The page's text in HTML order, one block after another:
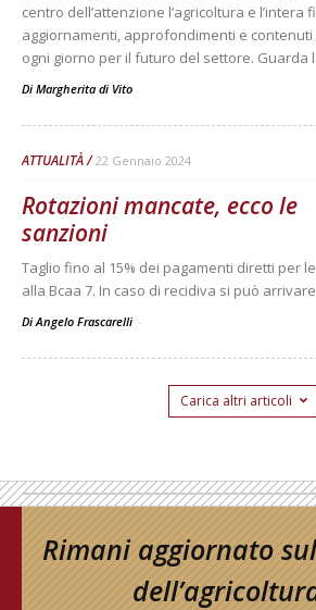
centro dell’attenzione l’agricoltura e l’intera
aggiornamenti, approfondimenti e
ogni giorno per il futuro del settore. Guarda
Di Margherita di Vito
ATTUALITÀ 22 Gennaio 2024
Rotazioni mancate, ecco le
sanzioni
Taglio fino al 15% dei pagamenti diretti per
alla Bcaa 7. In caso di recidiva si può
Di Angelo Frascarelli -
Carica altri articoli
Rimani aggiornato